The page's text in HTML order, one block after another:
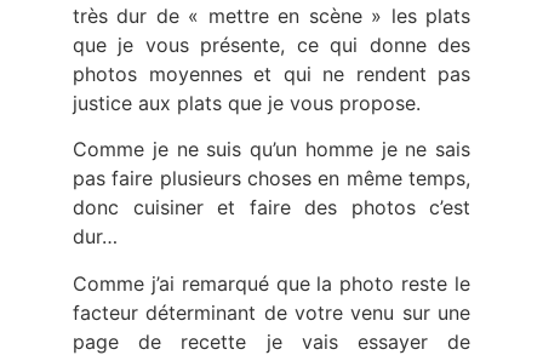
très dur de « mettre en scène » les plats
que je vous présente, ce qui donne des
photos moyennes et qui ne rendent pas
justice aux plats que je vous propose.
Comme je ne suis qu’un homme je ne sais
pas faire plusieurs choses en même temps,
donc cuisiner et faire des photos c’est
dur…
Comme j’ai remarqué que la photo reste le
facteur déterminant de votre venu sur une
page de recette je vais essayer de